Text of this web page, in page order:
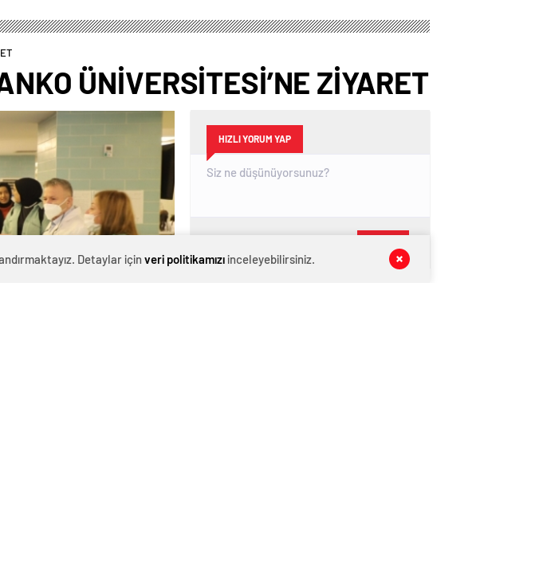
ÜNİVERSİTESİ’NE ZİYARET
HIZLI YORUM YAP
Detaylar için veri politikamızıinceleyebilirsiniz.